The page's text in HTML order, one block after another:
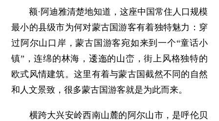
额·阿迪雅清楚地知道，这座中国常住人口规模
最小的县级市为何对蒙古国游客有着独特魅力：穿
过阿尔山口岸，蒙古国游客宛如来到一个“童话小
镇”，连绵的林海，逶迤的山峦，街上风格独特的
欧式风情建筑。这里有着与蒙古国截然不同的自然
和人文景致，很多蒙古国游客就是为此而来。
横跨大兴安岭西南山麓的阿尔山市，是呼伦贝